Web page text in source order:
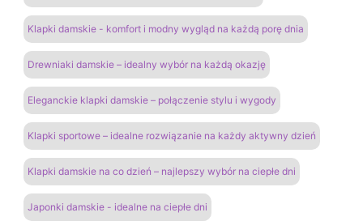
Klapki damskie - komfort i modny wygląd na każdą porę dnia
Drewniaki damskie – idealny wybór na każdą okazję
Eleganckie klapki damskie – połączenie stylu i wygody
Klapki sportowe – idealne rozwiązanie na każdy aktywny dzień
Klapki damskie na co dzień – najlepszy wybór na ciepłe dni
Japonki damskie - idealne na ciepłe dni